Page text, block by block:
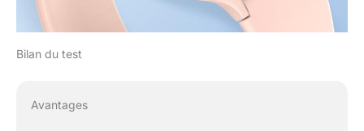
dial, and you can change
your favorite dial theme
Bilan du test
Avantages